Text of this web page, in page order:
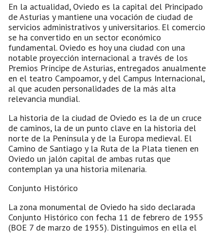
En la actualidad, Oviedo es la capital del Principado
de Asturias y mantiene una vocación de ciudad de
servicios administrativos y universitarios. El comercio
se ha convertido en un sector económico
fundamental. Oviedo es hoy una ciudad con una
notable proyección internacional a través de los
Premios Príncipe de Asturias, entregados anualmente
en el teatro Campoamor, y del Campus Internacional,
al que acuden personalidades de la más alta
relevancia mundial.
La historia de la ciudad de Oviedo es la de un cruce
de caminos, la de un punto clave en la historia del
norte de la Península y de la Europa medieval. El
Camino de Santiago y la Ruta de la Plata tienen en
Oviedo un jalón capital de ambas rutas que
contemplan ya una historia milenaria.
Conjunto Histórico
La zona monumental de Oviedo ha sido declarada
Conjunto Histórico con fecha 11 de febrero de 1955
(BOE 7 de marzo de 1955). Distinguimos en ella el